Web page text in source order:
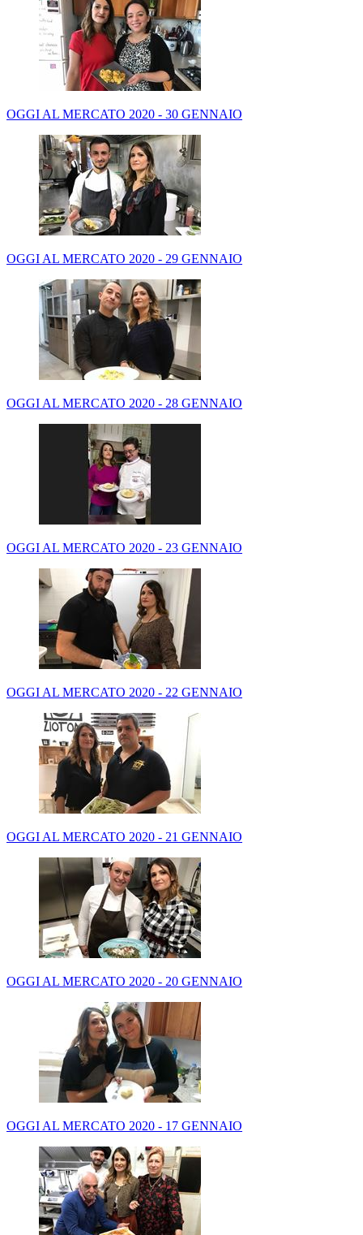
OGGI AL MERCATO 2020 - 30 GENNAIO
OGGI AL MERCATO 2020 - 29 GENNAIO
OGGI AL MERCATO 2020 - 28 GENNAIO
OGGI AL MERCATO 2020 - 23 GENNAIO
OGGI AL MERCATO 2020 - 22 GENNAIO
OGGI AL MERCATO 2020 - 21 GENNAIO
OGGI AL MERCATO 2020 - 20 GENNAIO
OGGI AL MERCATO 2020 - 17 GENNAIO